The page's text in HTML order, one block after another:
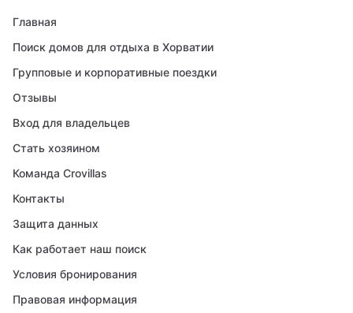
Главная
Поиск домов для отдыха в Хорватии
Групповые и корпоративные поездки
Отзывы
Вход для владельцев
Стать хозяином
Команда Crovillas
Контакты
Защита данных
Как работает наш поиск
Условия бронирования
Правовая информация